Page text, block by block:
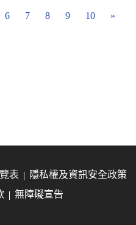
6 7 8 9 10 »
表
隱私權及資訊安全政策
無障礙宣告